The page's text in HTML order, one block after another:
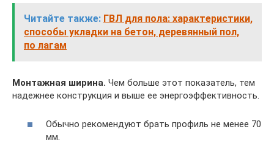
Читайте также: ГВЛ для пола: характеристики,
способы укладки на бетон, деревянный пол,
по лагам
Монтажная ширина. Чем больше этот показатель, тем
надежнее конструкция и выше ее энергоэффективность.
Обычно рекомендуют брать профиль не менее 70
мм.